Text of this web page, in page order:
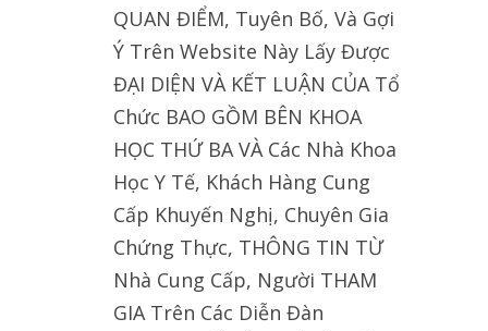
QUAN ĐIỂM, Tuyên Bố, Và Gợi
Ý Trên Website Này Lấy Được
ĐẠI DIỆN VÀ KẾT LUẬN CỦA Tổ
Chức BAO GỒM BÊN KHOA
HỌC THỨ BA VÀ Các Nhà Khoa
Học Y Tế, Khách Hàng Cung
Cấp Khuyến Nghị, Chuyên Gia
Chứng Thực, THÔNG TIN TỪ
Nhà Cung Cấp, Người THAM
GIA Trên Các Diễn Đàn